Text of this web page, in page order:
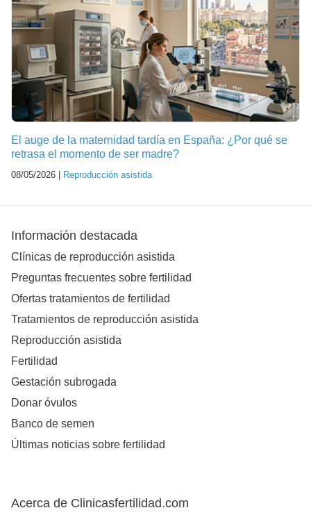
El auge de la maternidad tardía en España: ¿Por qué se
retrasa el momento de ser madre?
08/05/2026 | Reproducción asistida
Información destacada
Clínicas de reproducción asistida
Preguntas frecuentes sobre fertilidad
Ofertas tratamientos de fertilidad
Tratamientos de reproducción asistida
Reproducción asistida
Fertilidad
Gestación subrogada
Donar óvulos
Banco de semen
Últimas noticias sobre fertilidad
Acerca de Clinicasfertilidad.com